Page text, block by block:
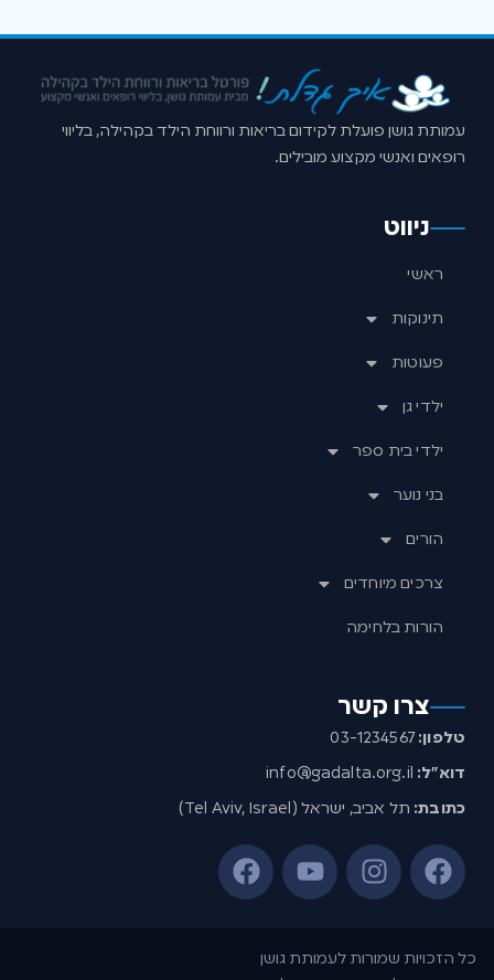
עמותת גושן פועלת לקידום בריאות ורווחת הילד בקהילה, בליווי
רופאים ואנשי מקצוע מובילים.
ניווט
ראשי
תינוקות
פעוטות
ילדי גן
ילדי בית ספר
בני נוער
הורים
צרכים מיוחדים
הורות בלחימה
צרו קשר
טלפון:03-1234567
דוא”ל: info@gadalta.org.il
כתובת: תל אביב, ישראל (Tel Aviv, Israel)
כל הזכויות שמורות לעמותת גושן